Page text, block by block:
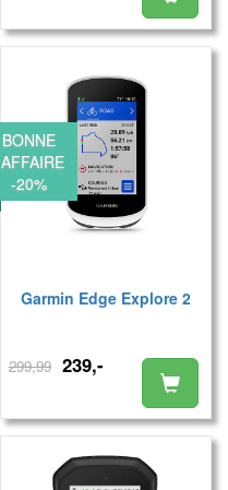
Garmin Edge Explore 2
299,99 239,-
BONNE
AFFAIRE
-20%